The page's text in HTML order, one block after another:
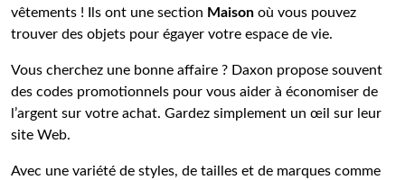
vêtements ! Ils ont une section Maison où vous pouvez
trouver des objets pour égayer votre espace de vie.
Vous cherchez une bonne affaire ? Daxon propose souvent
des codes promotionnels pour vous aider à économiser de
l’argent sur votre achat. Gardez simplement un œil sur leur
site Web.
Avec une variété de styles, de tailles et de marques comme